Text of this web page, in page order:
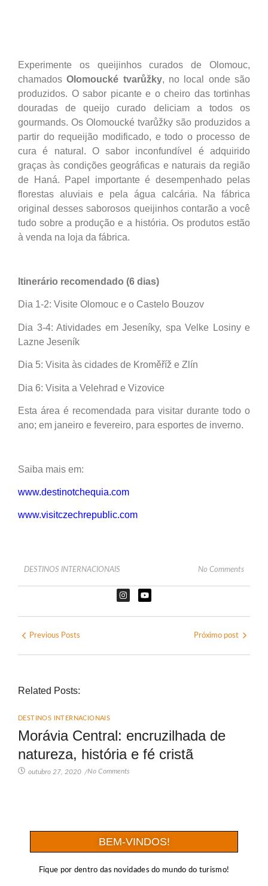
Experimente os queijinhos curados de Olomouc,
chamadosOlomoucké tvarůžky, no local onde são
produzidos. O sabor picante e o cheiro das tortinhas
douradas de queijo curado deliciam a todos os
gourmands. Os Olomoucké tvarůžky são produzidos a
partir do requeijão modificado, e todo o processo de
cura é natural. O sabor inconfundível é adquirido
graças às condições geográficas e naturais da região
de Haná. Papel importante é desempenhado pelas
florestas aluviais e pela água calcária. Na fábrica
original desses saborosos queijinhos contarão a você
tudo sobre a produção e a história. Os produtos estão
à venda na loja da fábrica.
Itinerário recomendado (6 dias)
Dia 1-2: Visite Olomouc e o Castelo Bouzov
Dia 3-4: Atividades em Jeseníky, spa Velke Losiny e
Lazne Jeseník
Dia 5: Visita às cidades de Kroměříž e Zlín
Dia 6: Visita a Velehrad e Vizovice
Esta área é recomendada para visitar durante todo o
ano; em janeiro e fevereiro, para esportes de inverno.
Saiba mais em:
www.destinotchequia.com
www.visitczechrepublic.com
DESTINOS INTERNACIONAIS No Comments
Previous Posts Próximo post
Related Posts:
DESTINOS INTERNACIONAIS
Morávia Central: encruzilhada de
natureza, história e fé cristã
outubro 27, 2020 /No Comments
BEM-VINDOS!
Fique por dentro das novidades do mundo do turismo!